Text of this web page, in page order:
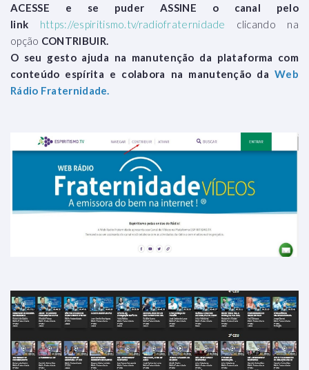
ACESSE e se puder ASSINE o canal pelo
link https://espiritismo.tv/radiofraternidade
clicando na
opção CONTRIBUIR.
O seu gesto ajuda na manutenção da plataforma com
conteúdo espírita e colabora na manutenção daWeb
Rádio Fraternidade.